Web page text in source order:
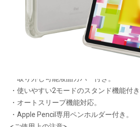
・丈夫なポリカーボネートとクッション
使ったハイブリッド構造の衝撃吸収ケ
・ケースはクリア色のTPUフレームと、
艶消しクリア背面パネルの組み合わせ
取り外し可能液晶カバー付き。
・使いやすい2モードのスタンド機能付き
・オートスリープ機能対応。
・Apple Pencil専用ペンホルダー付き。